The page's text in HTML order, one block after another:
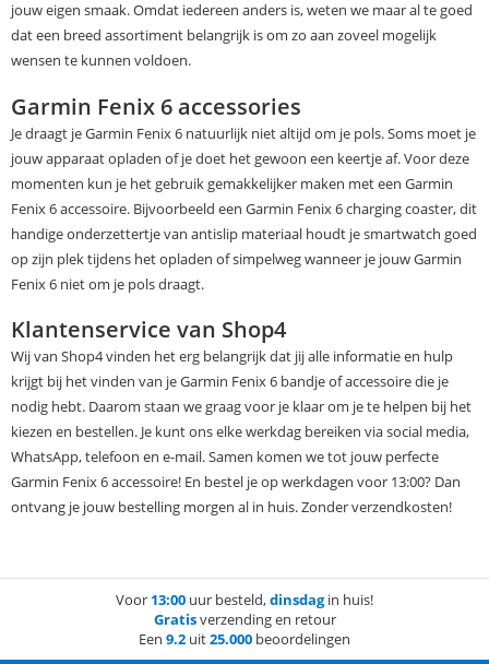
jouw eigen smaak. Omdat iedereen anders is, weten we maar al te goed
dat een breed assortiment belangrijk is om zo aan zoveel mogelijk
wensen te kunnen voldoen.
Garmin Fenix 6 accessories
Je draagt je Garmin Fenix 6 natuurlijk niet altijd om je pols. Soms moet je
jouw apparaat opladen of je doet het gewoon een keertje af. Voor deze
momenten kun je het gebruik gemakkelijker maken met een Garmin
Fenix 6 accessoire. Bijvoorbeeld een Garmin Fenix 6 charging coaster, dit
handige onderzettertje van antislip materiaal houdt je smartwatch goed
op zijn plek tijdens het opladen of simpelweg wanneer je jouw Garmin
Fenix 6 niet om je pols draagt.
Klantenservice van Shop4
Wij van Shop4 vinden het erg belangrijk dat jij alle informatie en hulp
krijgt bij het vinden van je Garmin Fenix 6 bandje of accessoire die je
nodig hebt. Daarom staan we graag voor je klaar om je te helpen bij het
kiezen en bestellen. Je kunt ons elke werkdag bereiken via social media,
WhatsApp, telefoon en e-mail. Samen komen we tot jouw perfecte
Garmin Fenix 6 accessoire! En bestel je op werkdagen voor 13:00? Dan
ontvang je jouw bestelling morgen al in huis. Zonder verzendkosten!
Voor 13:00 uur besteld,dinsdagin huis!
Gratisverzending en retour
Een 9.2 uit25.000 beoordelingen